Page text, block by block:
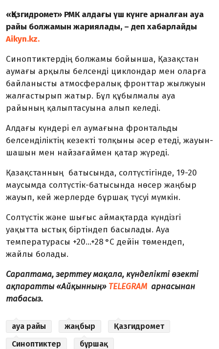
«Қазгидромет» РМК алдағы үш күнге арналған ауа
райы болжамын жариялады, – деп хабарлайды
Aikyn.kz.
Синоптиктердің болжамы бойынша, Қазақстан
аумағы арқылы белсенді циклондар мен оларға
байланысты атмосфералық фронттар жылжуын
жалғастырып жатыр. Бұл құбылмалы ауа
райының қалыптасуына алып келеді.
Алдағы күндері ел аумағына фронтальды
белсенділіктің кезекті толқыны әсер етеді, жауын-
шашын мен найзағаймен қатар жүреді.
Қазақстанның батысында, солтүстігінде, 19-20
маусымда солтүстік-батысында нөсер жаңбыр
жауып, кей жерлерде бұршақ түсуі мүмкін.
Солтүстік және шығыс аймақтарда күндізгі
уақытта ыстық біртіндеп басылады. Ауа
температурасы +20…+28 °C дейін төмендеп,
жайлы болады.
Сараптама, зерттеу мақала, күнделікті өзекті
ақпаратты «Айқынның» TELEGRAM арнасынан
табасыз.
ауа райы жаңбыр
Қазгидромет
Синоптиктер
бұршақ